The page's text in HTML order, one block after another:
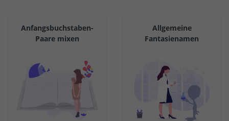
Anfangsbuchstaben-
Paare mixen
Allgemeine
Fantasienamen